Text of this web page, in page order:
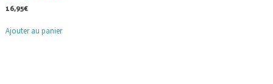
16,95€
Ajouter au panier